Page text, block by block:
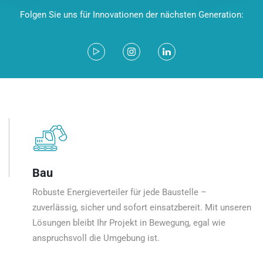
Folgen Sie uns für Innovationen der nächsten Generation:
Bau
Robuste Energieverteiler für jede Baustelle –
zuverlässig, sicher und sofort einsatzbereit. Mit unseren
Lösungen bleibt Ihr Projekt in Bewegung, egal wie
anspruchsvoll die Umgebung ist.